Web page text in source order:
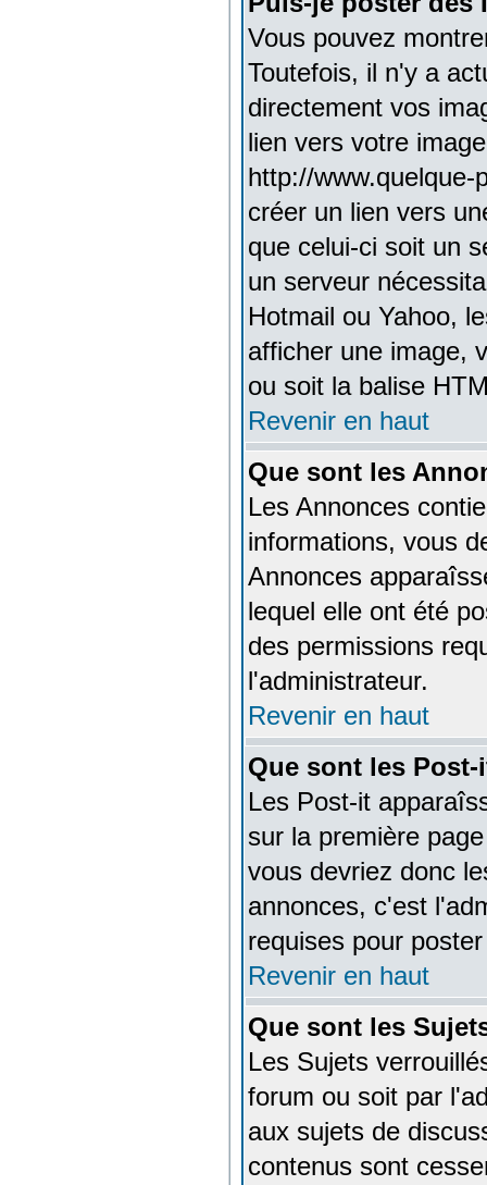
Vous pouvez
Toutefois, il n'y a
directement vos
lien vers votre
http://www.quelque-
créer un lien vers
que celui-ci soit un
un serveur
Hotmail ou Yahoo,
afficher une image,
ou soit la balise
Revenir en haut
Que sont les
Les Annonces
informations, vous
Annonces
lequel elle ont été
des permissions
l'administrateur.
Revenir en haut
Que sont les Post-
Les Post-it
sur la première
vous devriez donc
annonces, c'est
requises pour
Revenir en haut
Que sont les
Les Sujets
forum ou soit par
aux sujets de
contenus sont